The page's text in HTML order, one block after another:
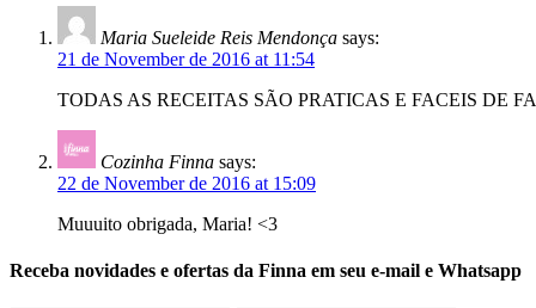
Maria Sueleide Reis Mendonça says:
21 de November de 2016 at 11:54
TODAS AS RECEITAS SÃO PRATICAS E FACEIS DE
Cozinha Finna says:
22 de November de 2016 at 15:09
Muuuito obrigada, Maria! <3
Receba novidades e ofertas da Finna em seu e-mail e Whatsapp